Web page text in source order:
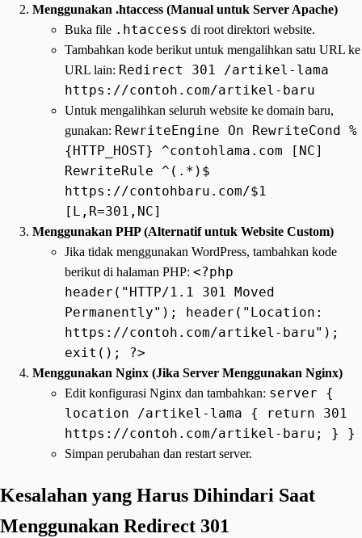
Menggunakan .htaccess (Manual untuk Server Apache)
Buka file .htaccess di root direktori website.
Tambahkan kode berikut untuk mengalihkan satu URL ke
URL lain: Redirect 301 /artikel-lama
https://contoh.com/artikel-baru
Untuk mengalihkan seluruh website ke domain baru,
gunakan: RewriteEngine On RewriteCond %
{HTTP_HOST} ^contohlama.com [NC]
RewriteRule ^(.*)$
https://contohbaru.com/$1
[L,R=301,NC]
Menggunakan PHP (Alternatif untuk Website Custom)
Jika tidak menggunakan WordPress, tambahkan kode
berikut di halaman PHP: <?php
header("HTTP/1.1 301 Moved
Permanently"); header("Location:
https://contoh.com/artikel-baru");
exit(); ?>
Menggunakan Nginx (Jika Server Menggunakan Nginx)
Edit konfigurasi Nginx dan tambahkan: server {
location /artikel-lama { return 301
https://contoh.com/artikel-baru; } }
Simpan perubahan dan restart server.
Kesalahan yang Harus Dihindari Saat
Menggunakan Redirect 301